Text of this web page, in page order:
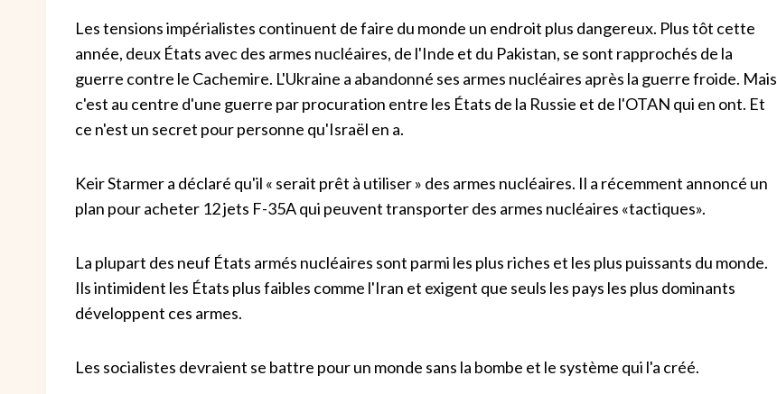
Les tensions impérialistes continuent de faire du monde un endroit plus dangereux. Plus tôt cette
année, deux États avec des armes nucléaires, de l'Inde et du Pakistan, se sont rapprochés de la
guerre contre le Cachemire. L'Ukraine a abandonné ses armes nucléaires après la guerre froide. Mais
c'est au centre d'une guerre par procuration entre les États de la Russie et de l'OTAN qui en ont. Et
ce n'est un secret pour personne qu'Israël en a.
Keir Starmer a déclaré qu'il « serait prêt à utiliser » des armes nucléaires. Il a récemment annoncé un
plan pour acheter 12 jets F-35A qui peuvent transporter des armes nucléaires «tactiques».
La plupart des neuf États armés nucléaires sont parmi les plus riches et les plus puissants du monde.
Ils intimident les États plus faibles comme l'Iran et exigent que seuls les pays les plus dominants
développent ces armes.
Les socialistes devraient se battre pour un monde sans la bombe et le système qui l'a créé.